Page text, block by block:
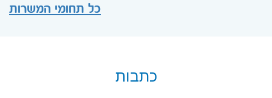
כל תחומי המשרות
כתבות